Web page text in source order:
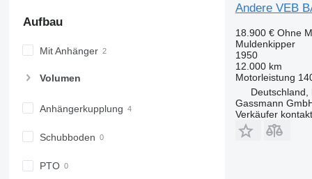
Aufbau
Mit Anhänger
Volumen
Anhängerkupplung
Schubboden
PTO
Andere VEB
18.900 € Ohne
Muldenkipper
1950
12.000 km
Motorleistung
Deutschland,
Gassmann
Verkäufer